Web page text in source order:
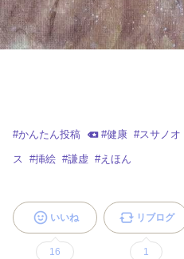
#かんたん投稿 #健康 #スサノオ
ス #挿絵 #謙虚 #えほん
いいね
16
リブログ
1